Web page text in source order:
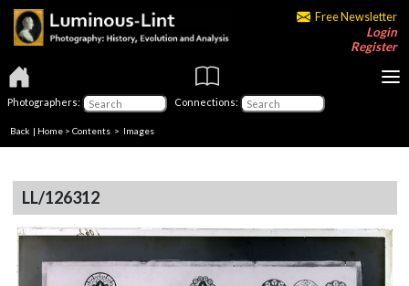
Free Newsletter
Login
Register
Photographers: Connections:
Back | Home > Contents > Images
LL/126312